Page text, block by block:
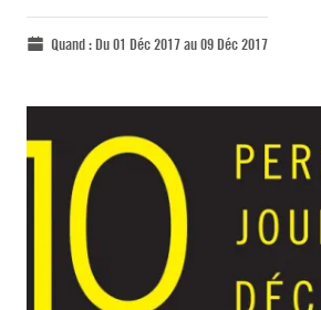
Quand :Du 01 Déc 2017 au 09 Déc 2017